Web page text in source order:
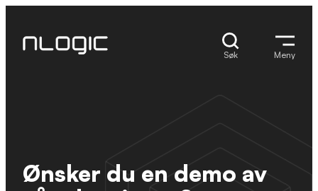
content
Søk Meny
Ønsker du en demo av